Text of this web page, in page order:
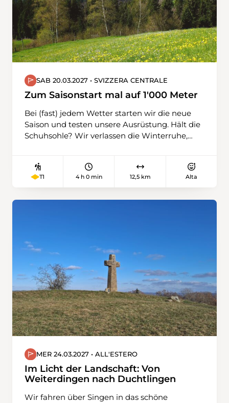
Wanderwege. Jetzt schon ein riesengrosses
Dankeschön für diesen super Einsatz.
SAB 20.03.2027 • SVIZZERA CENTRALE
Zum Saisonstart mal auf 1'000 Meter
Bei (fast) jedem Wetter starten wir die neue
Saison und testen unsere Ausrüstung. Hält die
Schuhsohle? Wir verlassen die Winterruhe,
befestigte, immer leicht aufwärts. Wir
schnuppern auch schon erste Höhenluft (über
T1 4 h 0 min 12,5 km Alta
MER 24.03.2027 • ALL'ESTERO
Im Licht der Landschaft: Von
Weiterdingen nach Duchtlingen
Wir fahren über Singen in das schöne